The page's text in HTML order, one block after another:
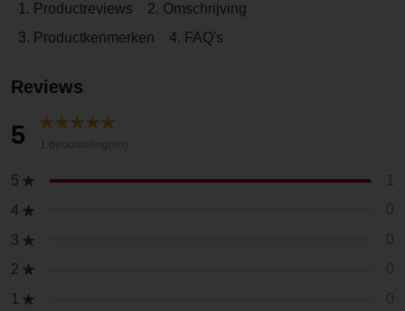
1. Productreviews
2. Omschrijving
3. Productkenmerken
4. FAQ's
Reviews
5
5
4
3
2
1